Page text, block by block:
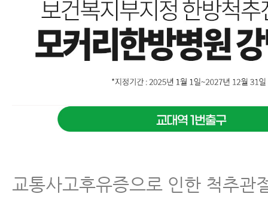
교통사고후유증으로 인한 척추관